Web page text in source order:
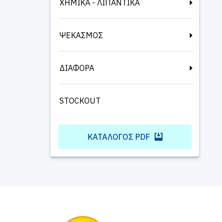
ΧΗΜΙΚΑ - ΛΙΠΑΝΤΙΚΑ
ΨΕΚΑΣΜΟΣ
ΔΙΑΦΟΡΑ
STOCKOUT
ΚΑΤΆΛΟΓΟΣ PDF